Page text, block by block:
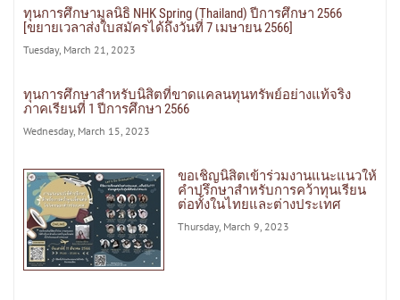
ทุนการศึกษามูลนิธิ NHK Spring (Thailand) ปีการศึกษา 2566
[ขยายเวลาส่งใบสมัครได้ถึงวันที่ 7 เมษายน 2566]
Tuesday, March 21, 2023
ทุนการศึกษาสำหรับนิสิตที่ขาดแคลนทุนทรัพย์อย่างแท้จริง
ภาคเรียนที่ 1 ปีการศึกษา 2566
Wednesday, March 15, 2023
ขอเชิญนิสิตเข้าร่วมงานแนะแนวให้
คำปรึกษาสำหรับการคว้าทุนเรียน
ต่อทั้งในไทยและต่างประเทศ
Thursday, March 9, 2023